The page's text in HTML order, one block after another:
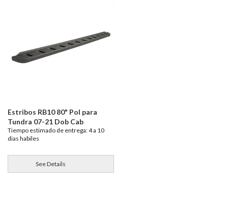
Estribos RB10 80" Pol para
Tundra 07-21 Dob Cab
Tiempo estimado de entrega: 4 a 10
dias habiles
See Details